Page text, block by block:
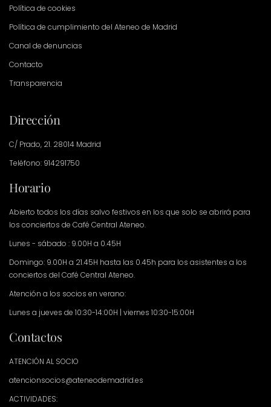
Política de cookies
Política de cumplimiento del Ateneo de Madrid
Canal de denuncias
Contacto
Transparencia
Dirección
C/ Prado, 21. 28014 Madrid
Teléfono: 914291750
Horario
Abierto todos los días salvo festivos en los que solo se abrirá para
los conciertos de Café Central Ateneo.
Lunes - sábado : 9.00H a 0.45H
Domingo: 9.00H a 21.45H hasta las 0.45h para los asistentes a los
conciertos del Café Central Ateneo.
Atención a los socios en verano:
Lunes a jueves de 10:30-14:00H | viernes 10:30-15:00H
Contactos
ATENCIÓN AL SOCIO
atencionsocios@ateneodemadrid.es
ACTIVIDADES: